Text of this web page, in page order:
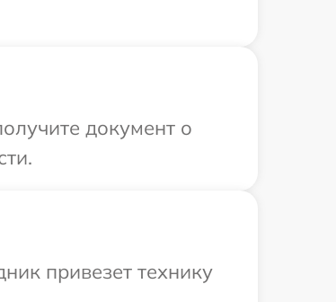
документ о
привезет технику